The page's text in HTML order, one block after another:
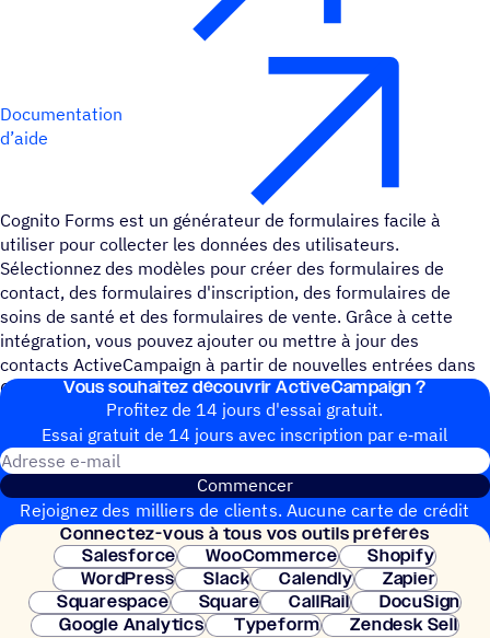
Documentation
d’aide
Cognito Forms est un générateur de formulaires facile à
utiliser pour collecter les données des utilisateurs.
Sélectionnez des modèles pour créer des formulaires de
contact, des formulaires d'inscription, des formulaires de
soins de santé et des formulaires de vente. Grâce à cette
intégration, vous pouvez ajouter ou mettre à jour des
contacts ActiveCampaign à partir de nouvelles entrées dans
Cognito Forms.Vous souhai­tez découvrir ActiveCampaign ?
Profitez de 14 jours d'essai gratuit.
Essai gratuit de 14 jours avec inscrip­tion par e‑mail
Commencer
Rejoignez des milliers de clients. Aucune carte de crédit
nécessaire. Configuration instantanée.
Connec­tez-vous à tous vos outils préférés
Salesforce
WooCommerce
Shopify
WordPress
Slack Calendly
Zapier
Squarespace
Square CallRail
DocuSign
Google Analytics
Typeform Zendesk Sell